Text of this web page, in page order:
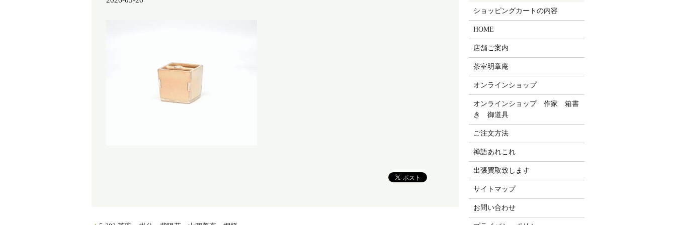
ショッピングカートの内容
HOME
店舗ご案内
茶室明章庵
オンラインショップ
オンラインショップ 作家 箱書
き 御道具
ご注文方法
禅語あれこれ
出張買取致します
サイトマップ
お問い合わせ